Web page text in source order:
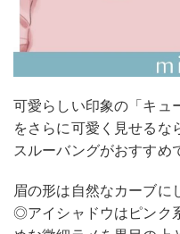
可愛らしい印象の「キュ
をさらに可愛く見せるな
スルーバングがおすすめ
眉の形は自然なカーブに
◎アイシャドウはピンク